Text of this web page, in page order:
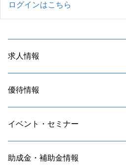
ログインはこちら
求人情報
優待情報
イベント・セミナー
助成金・補助金情報